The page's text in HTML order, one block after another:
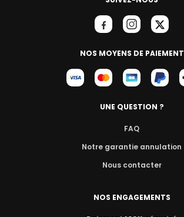
NOS MOYENS DE PAIEMENT
UNE QUESTION ?
FAQ
Notre garantie annulation
Nous contacter
NOS ENGAGEMENTS